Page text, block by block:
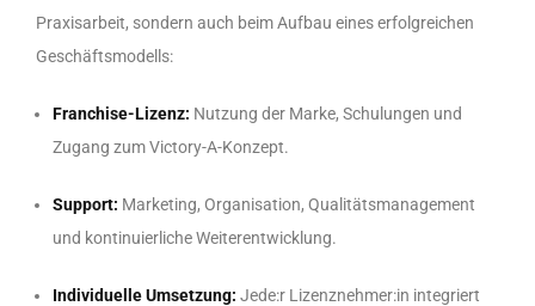
Praxisarbeit, sondern auch beim Aufbau eines erfolgreichen
Geschäftsmodells:
Franchise-Lizenz: Nutzung der Marke, Schulungen und
Zugang zum Victory-A-Konzept.
Support: Marketing, Organisation, Qualitätsmanagement
und kontinuierliche Weiterentwicklung.
Individuelle Umsetzung: Jede:r Lizenznehmer:in integriert